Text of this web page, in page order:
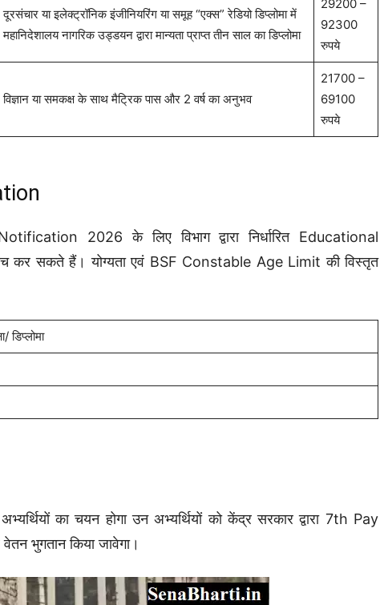
दूरसंचार या इलेक्ट्रॉनिक इंजीनियरिंग या समूह “एक्स” रेडियो डिप्लोमा में
महानिदेशालय नागरिक उड्डयन द्वारा मान्यता प्राप्त तीन साल का डिप्लोमा
29200 –
92300
रुपये
विज्ञान या समकक्ष के साथ मैट्रिक पास और 2 वर्ष का अनुभव
21700 –
69100
रुपये
2026 के लिए विभाग द्वारा निर्धारित Educational
कर सकते हैं। योग्यता एवं BSF Constable Age Limit की विस्तृत
डिप्लोमा
का चयन होगा उन अभ्यर्थियों को केंद्र सरकार द्वारा 7th Pay
वेतन भुगतान किया जावेगा।